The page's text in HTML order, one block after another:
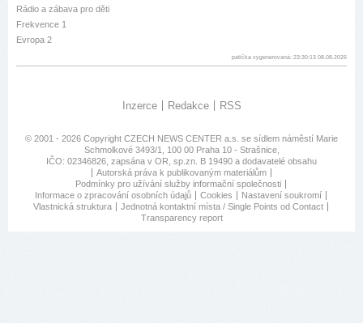
Rádio a zábava pro děti
Frekvence 1
Evropa 2
patička vygenerovaná: 23:30:13 08.08.2026
Inzerce Redakce RSS
© 2001 - 2026 Copyright CZECH NEWS CENTER a.s. se sídlem náměstí Marie
Schmolkové 3493/1, 100 00 Praha 10 - Strašnice,
IČO: 02346826, zapsána v OR, sp.zn. B 19490 a dodavatelé obsahu
Autorská práva k publikovaným materiálům
Podmínky pro užívání služby informační společnosti
Informace o zpracování osobních údajů
Cookies
Nastavení soukromí
Vlastnická struktura
Jednotná kontaktní místa / Single Points od Contact
Transparency report